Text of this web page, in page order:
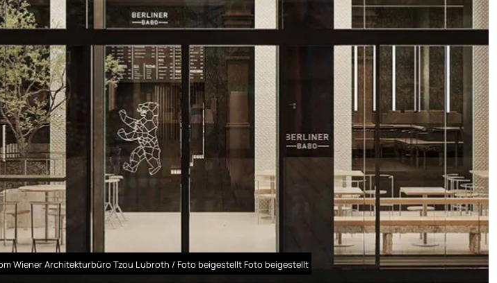
Wiener Architekturbüro Tzou Lubroth / Foto beigestellt Foto beigestellt